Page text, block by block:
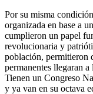
Por su misma
organizada en base a
cumplieron un papel
revolucionaria y
población, permitieron
permanentes llegaran
Tienen un Congreso
y ya van en su octava